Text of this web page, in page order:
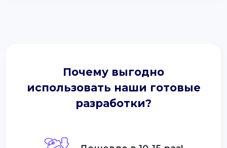
Почему выгодно
использовать наши готовые
разработки?